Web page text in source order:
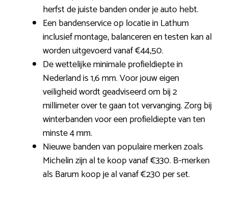
herfst de juiste banden onder je auto hebt.
Een bandenservice op locatie in Lathum
inclusief montage, balanceren en testen kan al
worden uitgevoerd vanaf €44,50.
De wettelijke minimale profieldiepte in
Nederland is 1,6 mm. Voor jouw eigen
veiligheid wordt geadviseerd om bij 2
millimeter over te gaan tot vervanging. Zorg bij
winterbanden voor een profieldiepte van ten
minste 4 mm.
Nieuwe banden van populaire merken zoals
Michelin zijn al te koop vanaf €330. B-merken
als Barum koop je al vanaf €230 per set.